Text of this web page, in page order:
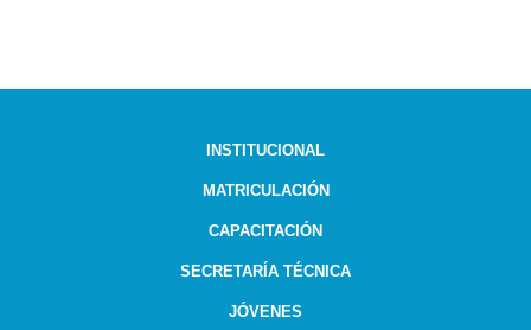
INSTITUCIONAL
MATRICULACIÓN
CAPACITACIÓN
SECRETARÍA TÉCNICA
JÓVENES